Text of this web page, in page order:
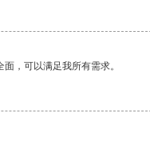
，可以满足我所有需求。